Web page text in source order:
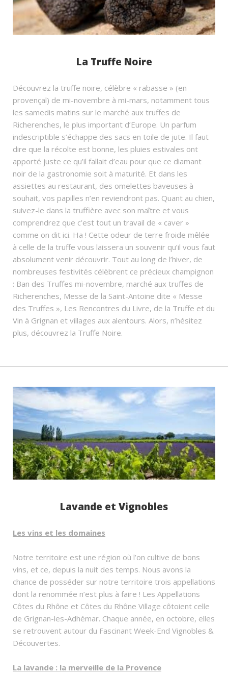
La Truffe Noire
Découvrez la truffe noire, célèbre « rabasse » (en
provençal) de mi-novembre à mi-mars, notamment tous
les samedis matins sur le marché aux truffes de
Richerenches, le plus important d’Europe. Un parfum
indescriptible s’échappe des sacs en toile de jute. Il faut
dire que la récolte est bonne, les pluies estivales ont
apporté juste ce qu’il fallait d’eau pour que ce diamant
noir de la gastronomie soit à maturité. Et dans les
assiettes au restaurant, des omelettes baveuses à
souhait, vos papilles n’en reviendront pas. Quant au chien,
suivez-le dans la truffière avec son maître et vous
comprendrez que c’est tout un travail de « caver »
comme on dit ici. Ha ! Cette odeur de terre froide mêlée
à celle de la truffe vous laissera un souvenir qu’il vous faut
absolument venir découvrir. Tout au long de l’hiver, de
nombreuses festivités célèbrent ce précieux champignon
: Ban des Truffes mi-novembre, marché aux truffes de
Richerenches, Messe de la Saint-Antoine dite « Messe
des Truffes », Les Rencontres du Livre, de la Truffe et du
Vin à Grignan et villages aux alentours. Alors, n’hésitez
plus, découvrez la Truffe Noire.
Lavande et Vignobles
Les vins et les domaines
Notre territoire est une région où l’on cultive de bons
vins, et ce, depuis la nuit des temps. Nous avons la
chance de posséder sur notre territoire trois appellations
dont la renommée n’est plus à faire ! Les Appellations
Côtes du Rhône et Côtes du Rhône Village côtoient celle
de Grignan-les-Adhémar. Chaque année, en octobre, elles
se retrouvent autour du Fascinant Week-End Vignobles &
Découvertes.
La lavande : la merveille de la Provence